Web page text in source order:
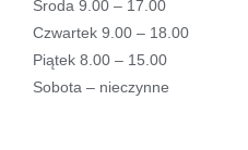
Środa 9.00 – 17.00
Czwartek 9.00 – 18.00
Piątek 8.00 – 15.00
Sobota – nieczynne